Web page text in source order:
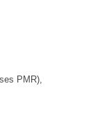
PMR),